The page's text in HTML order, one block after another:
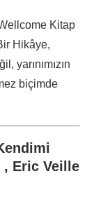
Kitap
Hikâye,
yarınımızın
biçimde
, Eric Veille